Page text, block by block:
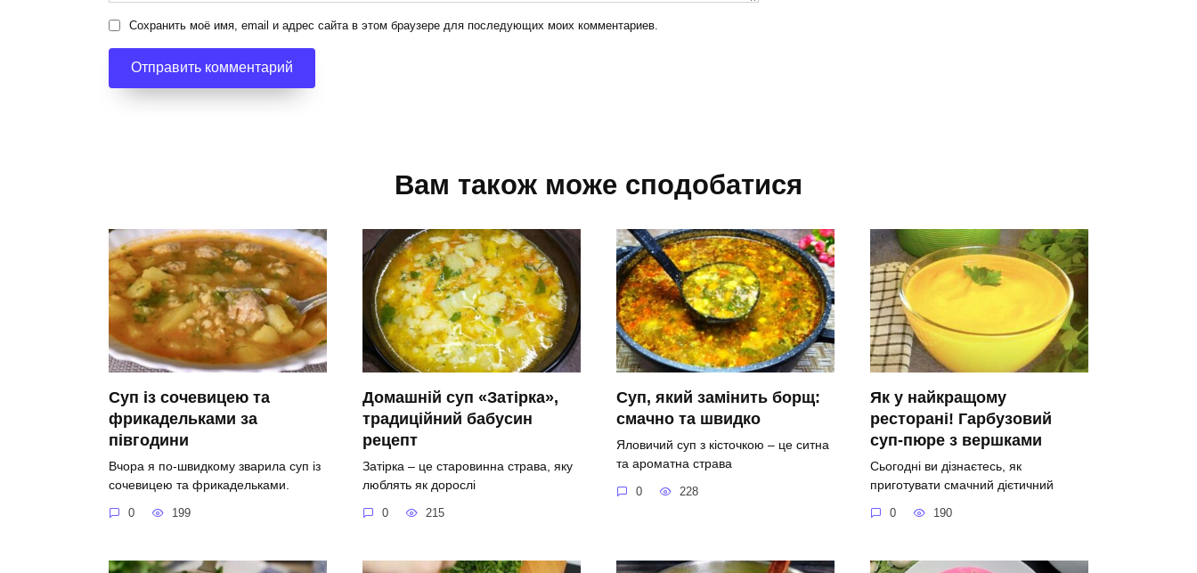
Сохранить моё имя, email и адрес сайта в этом браузере для последующих моих комментариев.
Вам також може сподобатися
Суп із сочевицею та
фрикадельками за
півгодини
Вчора я по-швидкому зварила суп із
сочевицею та фрикадельками.
0 199
Домашній суп «Затірка»,
традиційний бабусин
рецепт
Затірка – це старовинна страва, яку
люблять як дорослі
0 215
Суп, який замінить борщ:
смачно та швидко
Яловичий суп з кісточкою – це ситна
та ароматна страва
0 228
Як у найкращому
ресторані! Гарбузовий
суп-пюре з вершками
Сьогодні ви дізнаєтесь, як
приготувати смачний дієтичний
0 190